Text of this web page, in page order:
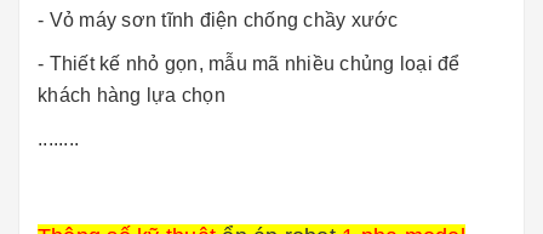
- Vỏ máy sơn tĩnh điện chống chầy xước
- Thiết kế nhỏ gọn, mẫu mã nhiều chủng loại để
khách hàng lựa chọn
........